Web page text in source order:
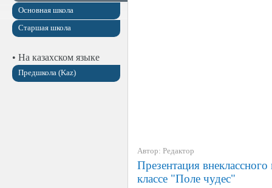
Основная школа
Старшая школа
• На казахском языке
Предшкола (Kaz)
Автор: Редактор
Презентация
классе "Поле чудес"